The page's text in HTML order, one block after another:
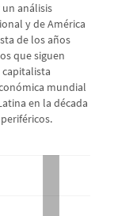
análisis
y de América
de los años
que siguen
mundial
en la década